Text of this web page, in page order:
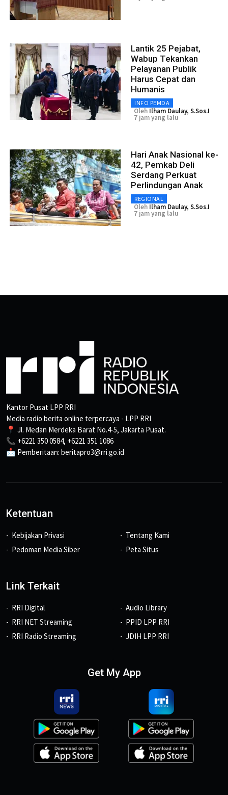
Lantik 25 Pejabat,
Wabup Tekankan
Pelayanan Publik
Harus Cepat dan
Humanis
INFO PEMDA
Oleh Ilham Daulay, S.Sos.I
7 jam yang lalu
Hari Anak Nasional ke-
42, Pemkab Deli
Serdang Perkuat
Perlindungan Anak
REGIONAL
Oleh Ilham Daulay, S.Sos.I
7 jam yang lalu
Kantor Pusat LPP RRI
Media radio berita online terpercaya - LPP RRI
📍 Jl. Medan Merdeka Barat No.4-5, Jakarta Pusat.
📞 +6221 350 0584, +6221 351 1086
📩 Pemberitaan: beritapro3@rri.go.id
Ketentuan
Kebijakan Privasi
Pedoman Media Siber
Tentang Kami
Peta Situs
Link Terkait
RRI Digital
RRI NET Streaming
RRI Radio Streaming
Audio Library
PPID LPP RRI
JDIH LPP RRI
Get My App